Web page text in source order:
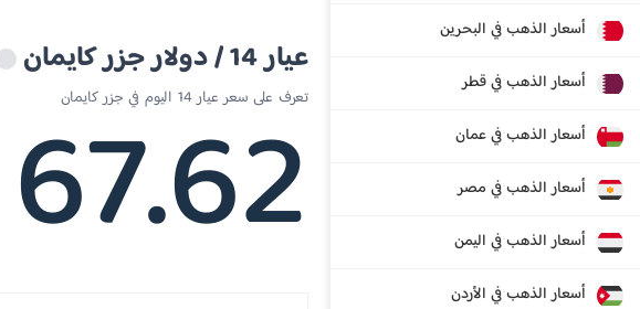
أسعار الذهب في البحرين
أسعار الذهب في قطر
أسعار الذهب في عمان
أسعار الذهب في مصر
أسعار الذهب في اليمن
أسعار الذهب في الأردن
عيار 14 / دولار جزر كايمان
تعرف على سعر عيار 14 اليوم في جزر كايمان
67.62